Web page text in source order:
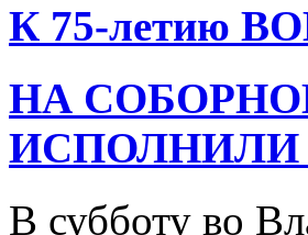
К 75-летию
НА
ИСПОЛНИЛИ
В субботу во